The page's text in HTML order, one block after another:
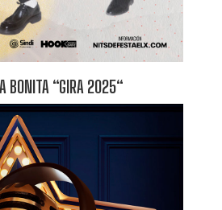
BONITA “GIRA 2025“